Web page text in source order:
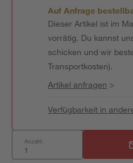
Auf Anfrage
Dieser Artikel ist im
vorrätig. Du kannst
schicken und wir
Transportkosten).
Artikel anfragen >
Verfügbarkeit in
Anzahl: